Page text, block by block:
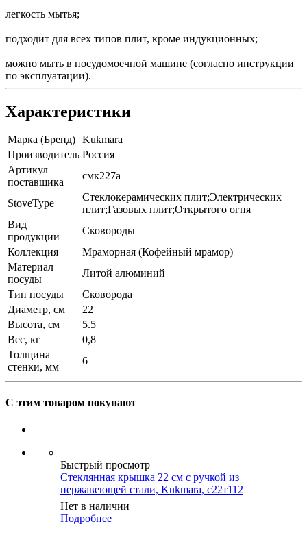
легкость мытья;
подходит для всех типов плит, кроме индукционных;
можно мыть в посудомоечной машине (согласно инструкции
по эксплуатации).
Характеристики
Марка (Бренд) Kukmara
Производитель Россия
Артикул
поставщика
смк227а
StoveType
Стеклокерамических плит;Электрических
плит;Газовых плит;Открытого огня
Вид
продукции
Сковороды
Коллекция
Мраморная (Кофейный мрамор)
Материал
посуды
Литой алюминий
Тип посуды
Сковорода
Диаметр, см
22
Высота, см
5.5
Вес, кг
0,8
Толщина
стенки, мм
6
С этим товаром покупают
Быстрый просмотр
Стеклянная крышка 22 см с ручкой из
нержавеющей стали, Kukmara, с22т112
Нет в наличии
Подробнее